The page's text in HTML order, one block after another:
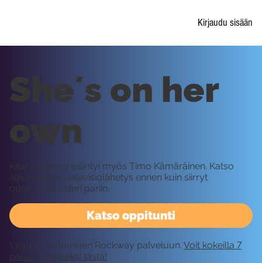
Kirjaudu sisään
Katso oppitunti
She´s on her
own
Kitaraklubissa esiintyi myös Timo Kämäräinen. Katso
alkuperäinen televisiolähetys ennen kuin siirryt
opetusvideoiden pariin.
Vaatii kirjautumisen Rockway palveluun. Voit kokeilla 7
päivää ilmaiseksi tästä!